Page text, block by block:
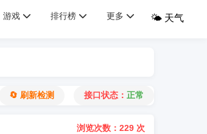
游戏 排行榜 更多 🌤️ 天气
🔄 刷新检测 接口状态： 正常
浏览次数：229 次